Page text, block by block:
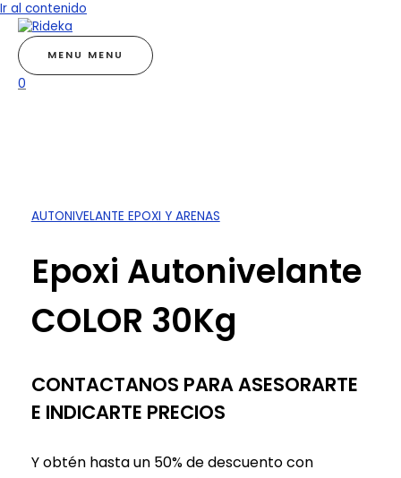
Ir al contenido
MENU MENU
0
AUTONIVELANTE EPOXI Y ARENAS
Epoxi Autonivelante
COLOR 30Kg
CONTACTANOS PARA ASESORARTE
E INDICARTE PRECIOS
Y obtén hasta un 50% de descuento con